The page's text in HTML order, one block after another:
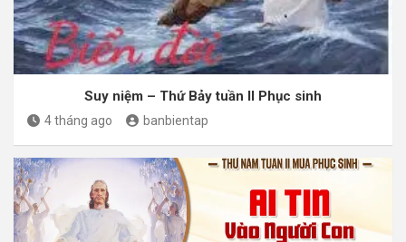
Suy niệm – Thứ Bảy tuần II Phục sinh
4 tháng ago banbientap